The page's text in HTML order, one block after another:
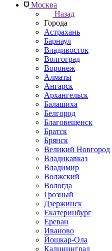
Москва
Назад
Города
Астрахань
Барнаул
Владивосток
Волгоград
Воронеж
Алматы
Ангарск
Архангельск
Балашиха
Белгород
Благовещенск
Братск
Брянск
Великий Новгород
Владикавказ
Владимир
Волжский
Вологда
Грозный
Дзержинск
Екатеринбург
Ереван
Иваново
Йошкар-Ола
Калининград